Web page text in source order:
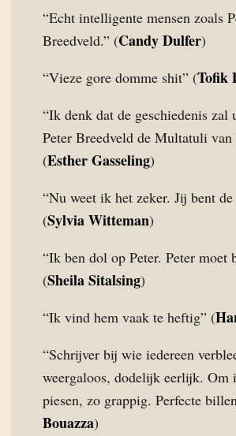
“Echt intelligente mensen zoals
Breedveld.” (Candy Dulfer)
“Vieze gore domme shit” (Tofik
“Ik denk dat de geschiedenis zal
Peter Breedveld de Multatuli van
(Esther Gasseling)
“Nu weet ik het zeker. Jij bent
(Sylvia Witteman)
“Ik ben dol op Peter. Peter moet
(Sheila Sitalsing)
“Ik vind hem vaak te heftig” (
“Schrijver bij wie iedereen
weergaloos, dodelijk eerlijk. Om
piesen, zo grappig. Perfecte
Bouazza)